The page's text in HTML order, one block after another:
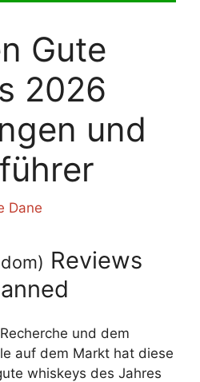
Gute
2026
und
Dane
) Reviews
und dem
auf dem Markt hat diese
whiskeys des Jahres